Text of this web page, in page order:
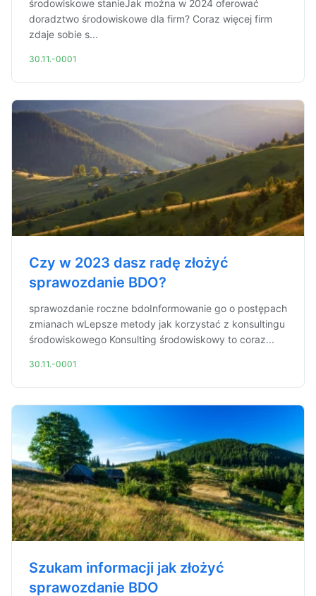
środowiskowe stanieJak można w 2024 oferować
doradztwo środowiskowe dla firm? Coraz więcej firm
zdaje sobie s...
30.11.-0001
Czy w 2023 dasz radę złożyć
sprawozdanie BDO?
sprawozdanie roczne bdoInformowanie go o postępach
zmianach wLepsze metody jak korzystać z konsultingu
środowiskowego Konsulting środowiskowy to coraz...
30.11.-0001
Szukam informacji jak złożyć
sprawozdanie BDO